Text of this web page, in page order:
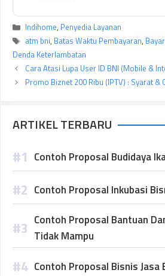
Kategori
Indihome, Penyedia Layanan
Tag
atm bni, Batas Waktu Pembayaran,
Denda Keterlambatan
Cara Atasi Lupa User ID BNI (Mobile &
Promo Biznet 200 Ribu (IPTV) : Syarat &
ARTIKEL TERBARU
Contoh Proposal Budidaya
Contoh Proposal Inkubasi
Contoh Proposal Bantuan
Tidak Mampu
Contoh Proposal Bisnis Jasa